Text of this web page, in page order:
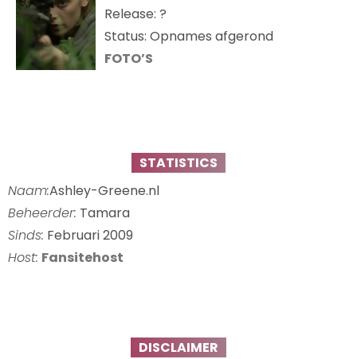
Release: ?
Status: Opnames afgerond
FOTO’S
STATISTICS
Naam:Ashley-Greene.nl
Beheerder: Tamara
Sinds: Februari 2009
Host: Fansitehost
DISCLAIMER